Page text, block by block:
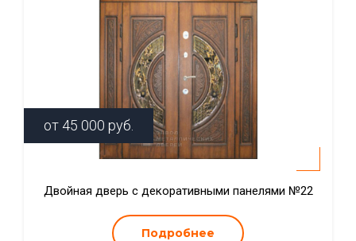
от 45 000 руб.
Двойная дверь с декоративными панелями №22
Подробнее